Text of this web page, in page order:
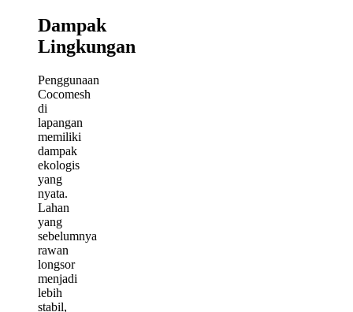
Dampak
Lingkungan
Penggunaan
Cocomesh
di
lapangan
memiliki
dampak
ekologis
yang
nyata.
Lahan
yang
sebelumnya
rawan
longsor
menjadi
lebih
stabil,